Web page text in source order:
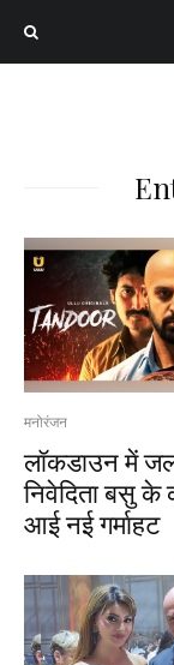
मनोरंजन
लॉकडाउन में
निवेदिता बसु के
आई नई गर्माहट